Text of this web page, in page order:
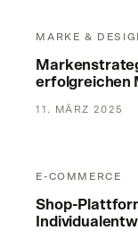
MARKE &
erfolgreichen
11. MÄRZ 2025
E-COMMERCE
Shop-